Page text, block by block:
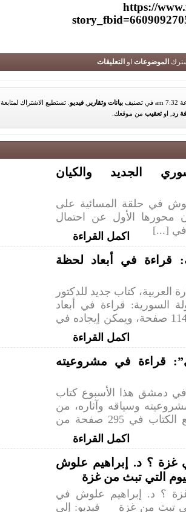
https://
الموضوعات او التعليقات
بيانات وتقارير ,فيديو . تستطيع الاشتراك لمتابعة
رد , اوتعقيب من موقعك.
الجديد والكيان
في حلقة المسائية على
يوم 29/6/2025 وكان محورها الأول عن احتمال
في [...]
اكمل القراءة
قراءة في أبعاد لحظة
كتاب جديد للدكتور
السورية: قراءة في أبعاد
لحظة الانهيار"، وهو كتاب يقع في 114 صفحة، ويمكن إيجاده في
اكمل القراءة
قراءة في مشروعيته
دمشق هذا الأسبوع كتاب
وسياقه وآثاره، من
تأليف د. إبراهيم ناجي علوش. يقع الكتاب في 295 صفحة من
اكمل القراءة
غزة ؟ د. إبراهيم علوش
التي تبث من غزة
غزة ؟ د. إبراهيم علوش في
تبث من غزة فيديو: إلى